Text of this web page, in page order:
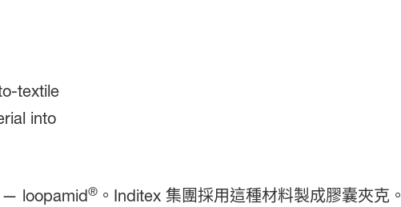
— loopamid®。Inditex 集團採用這種材料製成膠囊夾克。